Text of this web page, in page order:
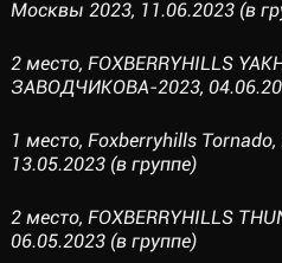
Москвы 2023, 11.06.2023 (в
2 место, FOXBERRYHILLS
ЗАВОДЧИКОВА-2023,
1 место, Foxberryhills
13.05.2023 (в группе)
2 место, FOXBERRYHILLS
06.05.2023 (в группе)